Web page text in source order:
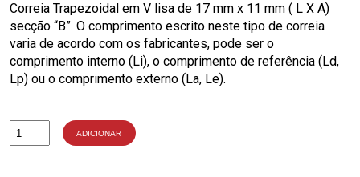
Correia Trapezoidal em V lisa de 17 mm x 11 mm ( L X A)
secção “B”. O comprimento escrito neste tipo de correia
varia de acordo com os fabricantes, pode ser o
comprimento interno (Li), o comprimento de referência (Ld,
Lp) ou o comprimento externo (La, Le).
Quantidade
ADICIONAR